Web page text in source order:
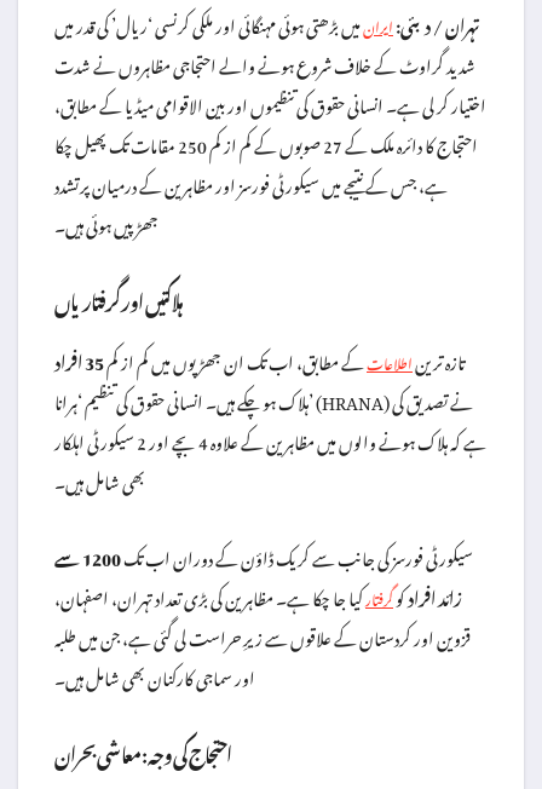
تہران / دبئی:ایرانمیں بڑھتی ہوئی مہنگائی اور ملکی کرنسی ‘ریال’ کی قدر میں
شدید گراوٹ کے خلاف شروع ہونے والے احتجاجی مظاہروں نے شدت
اختیار کر لی ہے۔ انسانی حقوق کی تنظیموں اور بین الاقوامی میڈیا کے مطابق،
احتجاج کا دائرہ ملک کے 27 صوبوں کے کم از کم 250 مقامات تک پھیل چکا
ہے، جس کے نتیجے میں سیکورٹی فورسز اور مظاہرین کے درمیان پرتشدد
جھڑپیں ہوئی ہیں۔
ہلاکتیں اور گرفتاریاں
تازہ تریناطلاعاتکے مطابق، اب تک ان جھڑپوں میں کم از کم35 افراد
ہلاک ہو چکے ہیں۔ انسانی حقوق کی تنظیم ‘ہرانا’ (HRANA) نے تصدیق کی
ہے کہ ہلاک ہونے والوں میں مظاہرین کے علاوہ 4 بچے اور 2 سیکورٹی اہلکار
بھی شامل ہیں۔
سیکورٹی فورسز کی جانب سے کریک ڈاؤن کے دوران اب تک
1200 سے
زائد افرادکوگرفتارکیا جا چکا ہے۔ مظاہرین کی بڑی تعداد تہران، اصفہان،
قزوین اور کردستان کے علاقوں سے زیرِ حراست لی گئی ہے، جن میں طلبہ
اور سماجی کارکنان بھی شامل ہیں۔
احتجاج کی وجہ: معاشی بحران